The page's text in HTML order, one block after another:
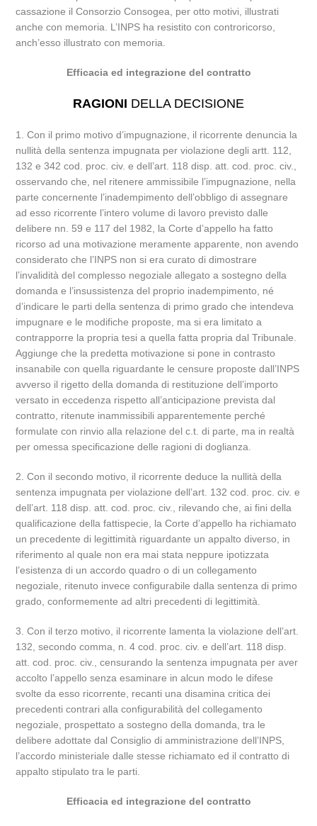
cassazione il Consorzio Consogea, per otto motivi, illustrati
anche con memoria. L’INPS ha resistito con controricorso,
anch’esso illustrato con memoria.
Efficacia ed integrazione del contratto
RAGIONI DELLA DECISIONE
1. Con il primo motivo d’impugnazione, il ricorrente denuncia la
nullità della sentenza impugnata per violazione degli artt. 112,
132 e 342 cod. proc. civ. e dell’art. 118 disp. att. cod. proc. civ.,
osservando che, nel ritenere ammissibile l’impugnazione, nella
parte concernente l’inadempimento dell’obbligo di assegnare
ad esso ricorrente l’intero volume di lavoro previsto dalle
delibere nn. 59 e 117 del 1982, la Corte d’appello ha fatto
ricorso ad una motivazione meramente apparente, non avendo
considerato che l’INPS non si era curato di dimostrare
l’invalidità del complesso negoziale allegato a sostegno della
domanda e l’insussistenza del proprio inadempimento, né
d’indicare le parti della sentenza di primo grado che intendeva
impugnare e le modifiche proposte, ma si era limitato a
contrapporre la propria tesi a quella fatta propria dal Tribunale.
Aggiunge che la predetta motivazione si pone in contrasto
insanabile con quella riguardante le censure proposte dall’INPS
avverso il rigetto della domanda di restituzione dell’importo
versato in eccedenza rispetto all’anticipazione prevista dal
contratto, ritenute inammissibili apparentemente perché
formulate con rinvio alla relazione del c.t. di parte, ma in realtà
per omessa specificazione delle ragioni di doglianza.
2. Con il secondo motivo, il ricorrente deduce la nullità della
sentenza impugnata per violazione dell’art. 132 cod. proc. civ. e
dell’art. 118 disp. att. cod. proc. civ., rilevando che, ai fini della
qualificazione della fattispecie, la Corte d’appello ha richiamato
un precedente di legittimità riguardante un appalto diverso, in
riferimento al quale non era mai stata neppure ipotizzata
l’esistenza di un accordo quadro o di un collegamento
negoziale, ritenuto invece configurabile dalla sentenza di primo
grado, conformemente ad altri precedenti di legittimità.
3. Con il terzo motivo, il ricorrente lamenta la violazione dell’art.
132, secondo comma, n. 4 cod. proc. civ. e dell’art. 118 disp.
att. cod. proc. civ., censurando la sentenza impugnata per aver
accolto l’appello senza esaminare in alcun modo le difese
svolte da esso ricorrente, recanti una disamina critica dei
precedenti contrari alla configurabilità del collegamento
negoziale, prospettato a sostegno della domanda, tra le
delibere adottate dal Consiglio di amministrazione dell’INPS,
l’accordo ministeriale dalle stesse richiamato ed il contratto di
appalto stipulato tra le parti.
Efficacia ed integrazione del contratto